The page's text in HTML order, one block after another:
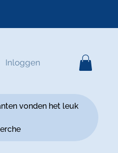
Inloggen
vonden het leuk